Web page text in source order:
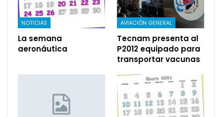
NOTICIAS
La semana
aeronáutica
AVIACIÓN GENERAL
Tecnam presenta al
P2012 equipado para
transportar vacunas